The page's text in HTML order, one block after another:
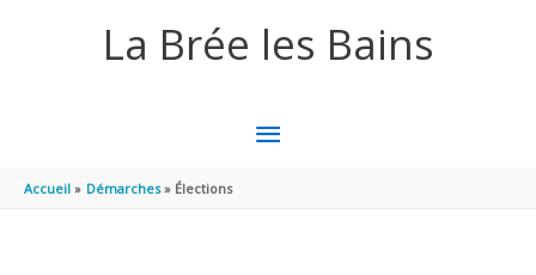
La Brée les Bains
MENU
Accueil Démarches Élections